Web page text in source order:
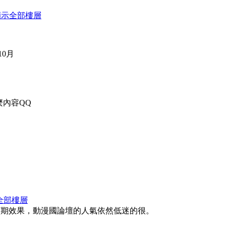
全部樓層
月
內容QQ
部樓層
效果，動漫國論壇的人氣依然低迷的很。